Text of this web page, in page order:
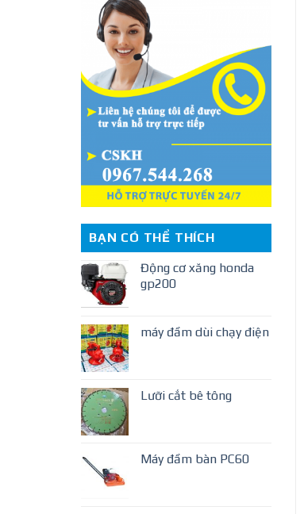
BẠN CÓ THỂ THÍCH
Động cơ xăng honda
gp200
máy đầm dùi chạy điện
Lưỡi cắt bê tông
Máy đầm bàn PC60